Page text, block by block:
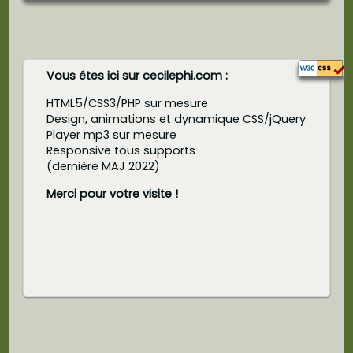
Vous êtes ici sur cecilephi.com :
HTML5/CSS3/PHP sur mesure
Design, animations et dynamique CSS/jQuery
Player mp3 sur mesure
Responsive tous supports
(dernière MAJ 2022)
Merci pour votre visite !